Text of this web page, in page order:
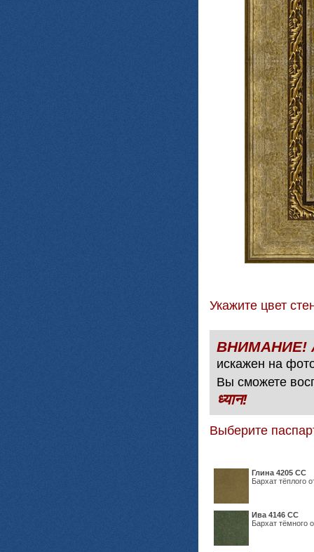
Укажите цвет
искажен на
Вы сможете
ध्यान!
Выберите
Глина 4205 СС
Бархат тёплого
Ива 4146 СС
Бархат тёмного